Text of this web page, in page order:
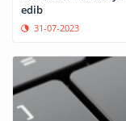
edib
31-07-2023